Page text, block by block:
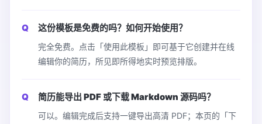
这份模板是免费的吗？如何开始使用？
完全免费。点击「使用此模板」即可基于它创建并在线
编辑你的简历，所见即所得地实时预览排版。
简历能导出 PDF 或下载 Markdown 源码吗？
可以。编辑完成后支持一键导出高清 PDF；本页的「下